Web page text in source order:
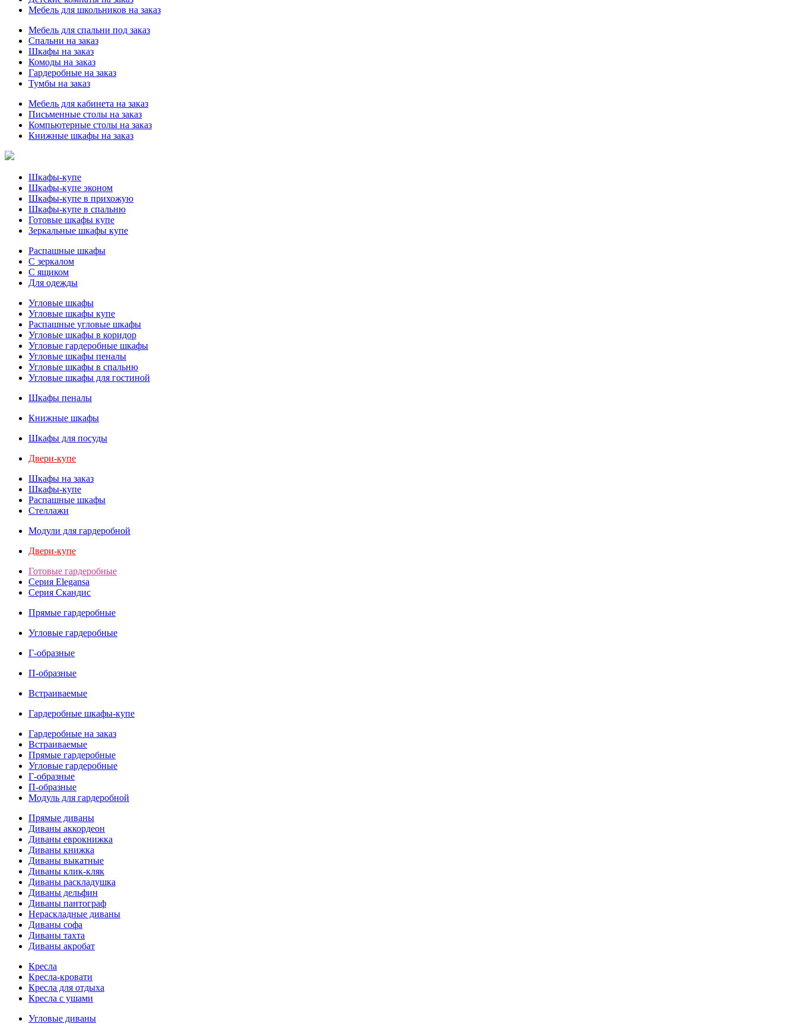
Мебель для школьников на заказ
Мебель для спальни под заказ
Спальни на заказ
Шкафы на заказ
Комоды на заказ
Гардеробные на заказ
Тумбы на заказ
Мебель для кабинета на заказ
Письменные столы на заказ
Компьютерные столы на заказ
Книжные шкафы на заказ
Шкафы-купе
Шкафы-купе эконом
Шкафы-купе в прихожую
Шкафы-купе в спальню
Готовые шкафы купе
Зеркальные шкафы купе
Распашные шкафы
С зеркалом
С ящиком
Для одежды
Угловые шкафы
Угловые шкафы купе
Распашные угловые шкафы
Угловые шкафы в коридор
Угловые гардеробные шкафы
Угловые шкафы пеналы
Угловые шкафы в спальню
Угловые шкафы для гостиной
Шкафы пеналы
Книжные шкафы
Шкафы для посуды
Двери-купе
Шкафы на заказ
Шкафы-купе
Распашные шкафы
Стеллажи
Модули для гардеробной
Двери-купе
Готовые гардеробные
Серия Elegansa
Серия Скандис
Прямые гардеробные
Угловые гардеробные
Г-образные
П-образные
Встраиваемые
Гардеробные шкафы-купе
Гардеробные на заказ
Встраиваемые
Прямые гардеробные
Угловые гардеробные
Г-образные
П-образные
Модуль для гардеробной
Прямые диваны
Диваны аккордеон
Диваны еврокнижка
Диваны книжка
Диваны выкатные
Диваны клик-кляк
Диваны раскладушка
Диваны дельфин
Диваны пантограф
Нераскладные диваны
Диваны софа
Диваны тахта
Диваны акробат
Кресла
Кресла-кровати
Кресла для отдыха
Кресла с ушами
Угловые диваны